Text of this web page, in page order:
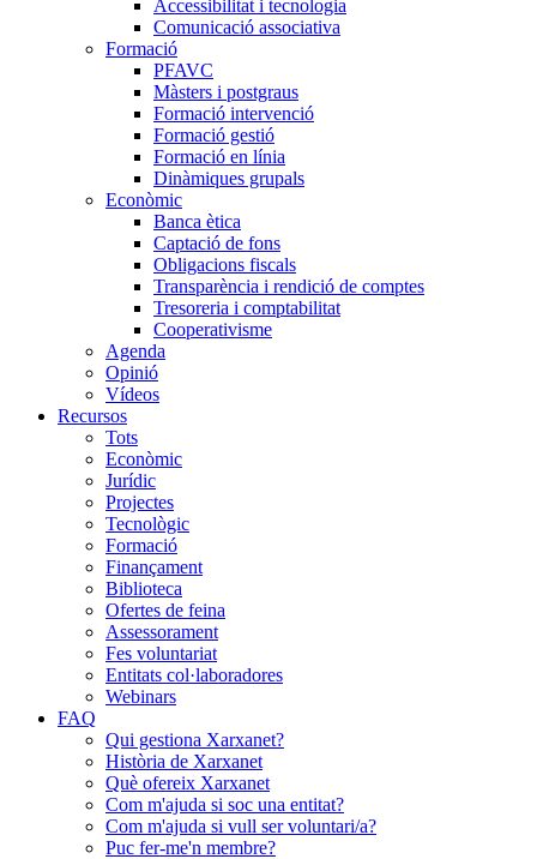
Accessibilitat i tecnologia
Comunicació associativa
Formació
PFAVC
Màsters i postgraus
Formació intervenció
Formació gestió
Formació en línia
Dinàmiques grupals
Econòmic
Banca ètica
Captació de fons
Obligacions fiscals
Transparència i rendició de comptes
Tresoreria i comptabilitat
Cooperativisme
Agenda
Opinió
Vídeos
Recursos
Tots
Econòmic
Jurídic
Projectes
Tecnològic
Formació
Finançament
Biblioteca
Ofertes de feina
Assessorament
Fes voluntariat
Entitats col·laboradores
Webinars
FAQ
Qui gestiona Xarxanet?
Història de Xarxanet
Què ofereix Xarxanet
Com m'ajuda si soc una entitat?
Com m'ajuda si vull ser voluntari/a?
Puc fer-me'n membre?